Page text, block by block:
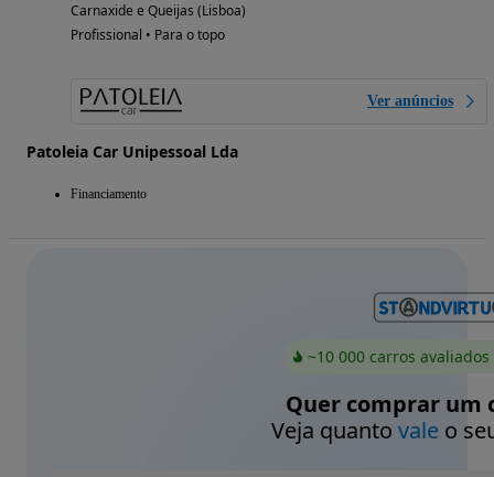
Carnaxide e Queijas (Lisboa)
Profissional • Para o topo
Ver anúncios
Patoleia Car Unipessoal Lda
Financiamento
~10 000 carros
Quer comprar um
Veja quanto valeo